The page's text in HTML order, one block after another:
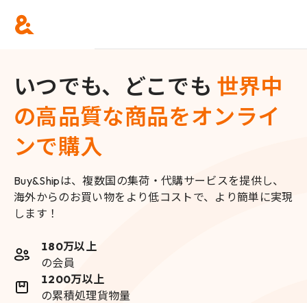
いつでも、どこでも 世界中
の高品質な商品をオンライ
ンで購入
Buy&Shipは、複数国の集荷・代購サービスを提供し、
海外からのお買い物をより低コストで、より簡単に実現
します！
180万以上
の会員
1200万以上
の累積処理貨物量